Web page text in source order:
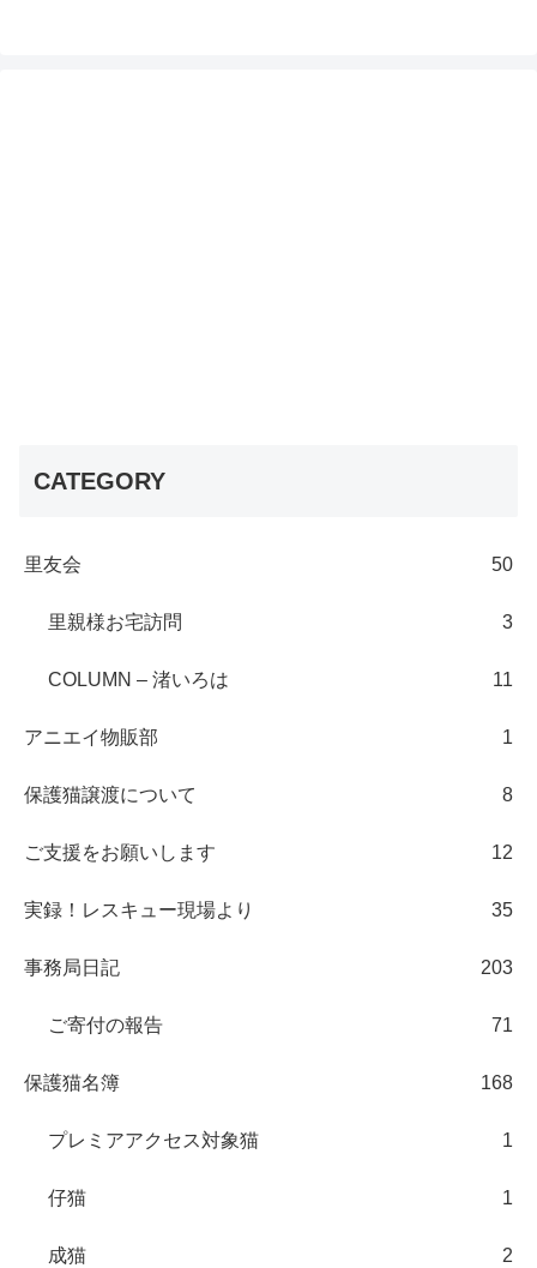
CATEGORY
里友会 50
里親様お宅訪問 3
COLUMN – 渚いろは 11
アニエイ物販部 1
保護猫譲渡について 8
ご支援をお願いします 12
実録！レスキュー現場より 35
事務局日記 203
ご寄付の報告 71
保護猫名簿 168
プレミアアクセス対象猫 1
仔猫 1
成猫 2